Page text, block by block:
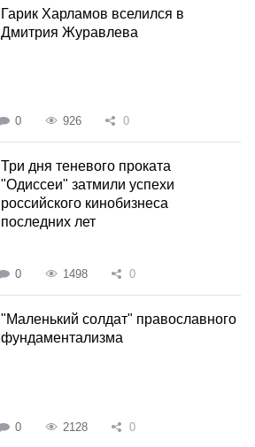
Гарик Харламов вселился в
Дмитрия Журавлева
0 926 0
Три дня теневого проката
"Одиссеи" затмили успехи
российского кинобизнеса
последних лет
0 1498 0
"Маленький солдат" православного
фундаментализма
0 2128 0